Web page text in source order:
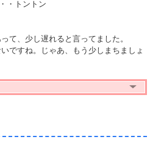
・トントン
、少し遅れると言ってました。
ですね。じゃあ、もう少しまちましょ